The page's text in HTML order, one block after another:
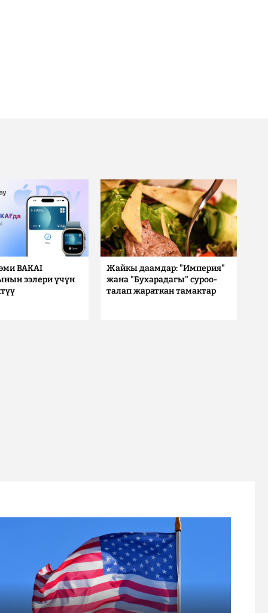
BAKAI
ээлери үчүн
Жайкы даамдар: "Империя"
жана "Бухарадагы" суроо-
талап жараткан тамактар